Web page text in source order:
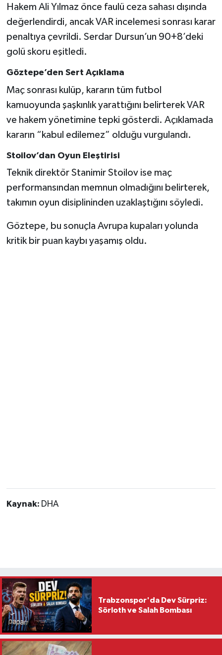
Hakem Ali Yılmaz önce faulü ceza sahası dışında
değerlendirdi, ancak VAR incelemesi sonrası karar
penaltıya çevrildi. Serdar Dursun’un 90+8’deki
golü skoru eşitledi.
Göztepe’den Sert Açıklama
Maç sonrası kulüp, kararın tüm futbol
kamuoyunda şaşkınlık yarattığını belirterek VAR
ve hakem yönetimine tepki gösterdi. Açıklamada
kararın “kabul edilemez” olduğu vurgulandı.
Stoilov’dan Oyun Eleştirisi
Teknik direktör Stanimir Stoilov ise maç
performansından memnun olmadığını belirterek,
takımın oyun disiplininden uzaklaştığını söyledi.
Göztepe, bu sonuçla Avrupa kupaları yolunda
kritik bir puan kaybı yaşamış oldu.
Kaynak: DHA
Trabzonspor'da Dev Sürpriz:
Sörloth ve Salah Bombası